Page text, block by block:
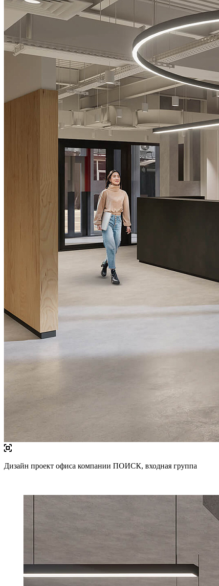
Дизайн проект офиса компании ПОИСК, входная группа